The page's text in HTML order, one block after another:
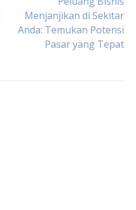
Menjanjikan di Sekitar
Anda: Temukan Potensi
Pasar yang Tepat